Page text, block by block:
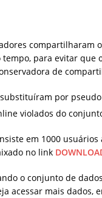
compartilharam
para evitar que
de
por
violados do
em 1000
no link
o conjunto de
acessar mais dados,